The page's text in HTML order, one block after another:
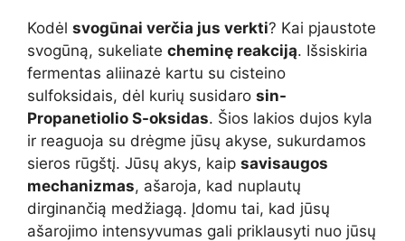
Kodėl svogūnai verčia jus verkti? Kai pjaustote
svogūną, sukeliate cheminę reakciją. Išsiskiria
fermentas aliinazė kartu su cisteino
sulfoksidais, dėl kurių susidaro sin-
Propanetiolio S-oksidas. Šios lakios dujos kyla
ir reaguoja su drėgme jūsų akyse, sukurdamos
sieros rūgštį. Jūsų akys, kaip savisaugos
mechanizmas, ašaroja, kad nuplautų
dirginančią medžiagą. Įdomu tai, kad jūsų
ašarojimo intensyvumas gali priklausyti nuo jūsų